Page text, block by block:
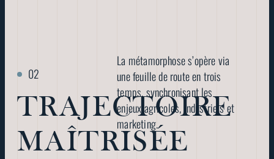
TRAJECTOIRE
MAÎTRISÉE
La métamorphose s’opère via
une feuille de route en trois
temps, synchronisant les
enjeux agricoles, industriels et
marketing.